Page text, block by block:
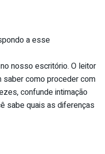
a esse
nosso escritório. O leitor
como proceder com
confunde intimação
sabe quais as diferenças